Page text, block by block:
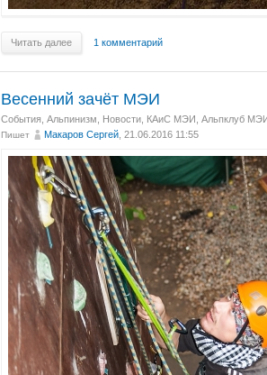
Читать далее 1 комментарий
Весенний зачёт МЭИ
События Альпинизм Новости КАиС МЭИ Альпклуб
Пишет Макаров Сергей , 21.06.2016 11:55